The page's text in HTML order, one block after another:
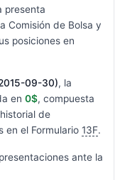
presenta
Comisión de Bolsa y
posiciones en
09-30), la
en 0$, compuesta
de
en el Formulario 13F.
ante la